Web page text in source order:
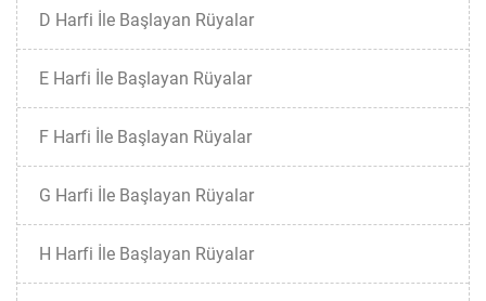
D Harfi İle Başlayan Rüyalar
E Harfi İle Başlayan Rüyalar
F Harfi İle Başlayan Rüyalar
G Harfi İle Başlayan Rüyalar
H Harfi İle Başlayan Rüyalar